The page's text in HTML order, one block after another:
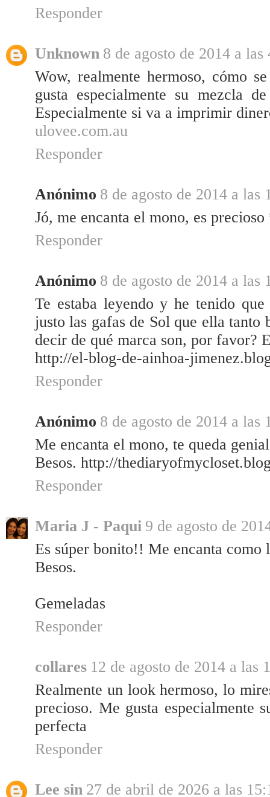
Responder
Unknown 8 de agosto de 2014 a las
Wow, realmente hermoso, cómo
gusta especialmente su mezcla
Especialmente si va a imprimir
ulovee.com.au
Responder
Anónimo 8 de agosto de 2014 a las
Jó, me encanta el mono, es
Responder
Anónimo 8 de agosto de 2014 a las
Te estaba leyendo y he tenido
justo las gafas de Sol que ella tanto
decir de qué marca son, por favor?
http://el-blog-de-ainhoa-
Responder
Anónimo 8 de agosto de 2014 a las
Me encanta el mono, te queda
Besos. http://
Responder
Maria J - Paqui 9 de agosto de
Es súper bonito!! Me encanta
Besos.
Gemeladas
Responder
collares 12 de agosto de 2014 a las
Realmente un look hermoso, lo
precioso. Me gusta especialmente
perfecta
Responder
Lee sin 27 de abril de 2026 a las